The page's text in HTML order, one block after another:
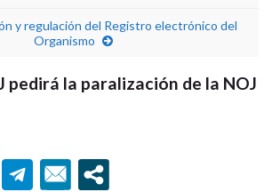
y regulación del Registro electrónico del
Organismo
pedirá la paralización de la NOJ